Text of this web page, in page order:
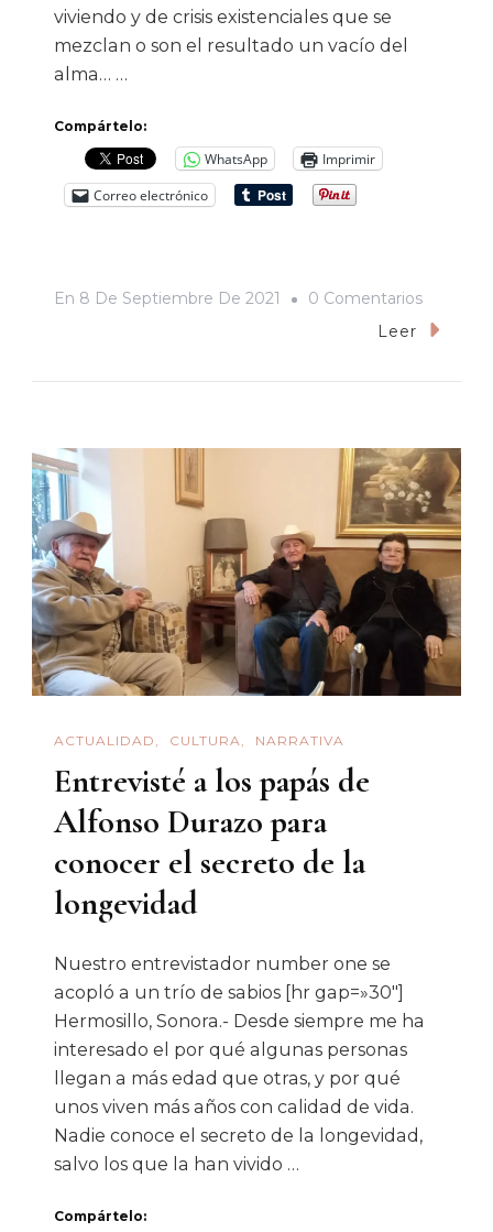
viviendo y de crisis existenciales que se
mezclan o son el resultado un vacío del
alma… …
Compártelo:
WhatsApp
Imprimir
Correo electrónico
En 8 De Septiembre De 2021 0 ComentariosEn
Una
Leer
ACTUALIDAD CULTURA NARRATIVA
Entrevisté a los papás de
Alfonso Durazo para
conocer el secreto de la
longevidad
Nuestro entrevistador number one se
acopló a un trío de sabios [hr gap=»30″]
Hermosillo, Sonora.- Desde siempre me ha
interesado el por qué algunas personas
llegan a más edad que otras, y por qué
unos viven más años con calidad de vida.
Nadie conoce el secreto de la longevidad,
salvo los que la han vivido …
Compártelo: